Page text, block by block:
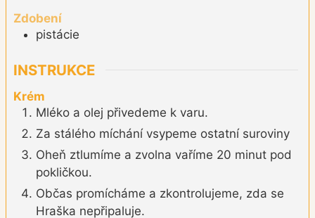
Zdobení
pistácie
INSTRUKCE
Krém
Mléko a olej přivedeme k varu.
Za stálého míchání vsypeme ostatní suroviny
Oheň ztlumíme a zvolna vaříme 20 minut pod
pokličkou.
Občas promícháme a zkontrolujeme, zda se
Hraška nepřipaluje.